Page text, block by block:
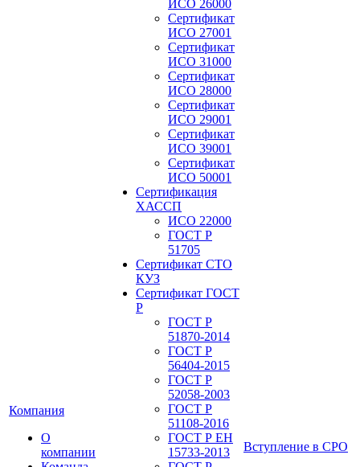
Компания
О
компании
ИСО 26000
Сертификат
ИСО 27001
Сертификат
ИСО 31000
Сертификат
ИСО 28000
Сертификат
ИСО 29001
Сертификат
ИСО 39001
Сертификат
ИСО 50001
Сертификация
ХАССП
ИСО 22000
ГОСТ Р
51705
Сертификат СТО
КУЗ
Сертификат ГОСТ
Р
ГОСТ Р
51870-2014
ГОСТ Р
56404-2015
ГОСТ Р
52058-2003
ГОСТ Р
51108-2016
ГОСТ Р ЕН
15733-2013
Вступление в СРО